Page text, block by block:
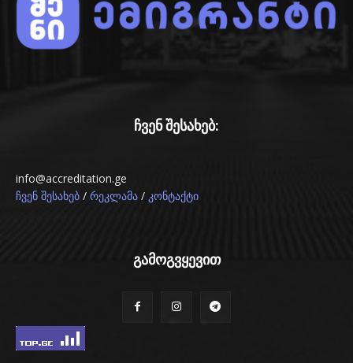
ჩვენ შესახებ:
info@accreditation.ge
ჩვენ შესახებ / რეკლამა / კონტაქტი
გამოგვყევით